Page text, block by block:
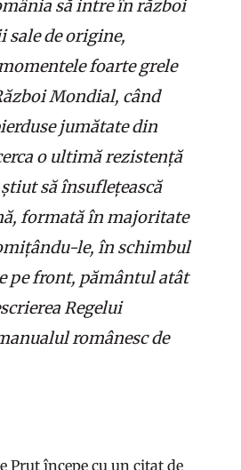
să intre în război
de origine,
foarte grele
Mondial, când
jumătate din
o ultimă rezistență
să însuflețească
formată în majoritate
le, în schimbul
pe front, pământul atât
Regelui
românesc de
Prut începe cu un citat de